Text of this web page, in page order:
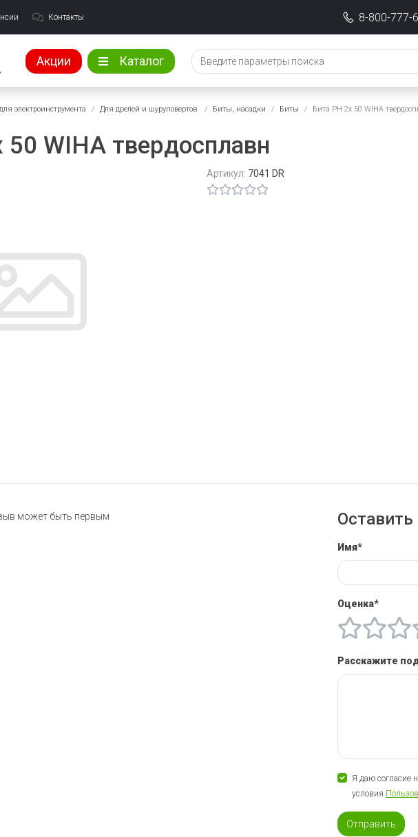
Контакты 8-800-777-
Акции Каталог
электроинструмента Для дрелей и шуруповертов Биты, насадки Биты Бита PH 2x 50 WIHA
50 WIHA твердосплавн
Артикул: 7041 DR
может быть первым
Имя*
Оценка*
Расскажите
Я даю согласие
условия
Отправить